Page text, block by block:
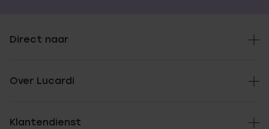
Direct naar
Over Lucardi
Klantendienst